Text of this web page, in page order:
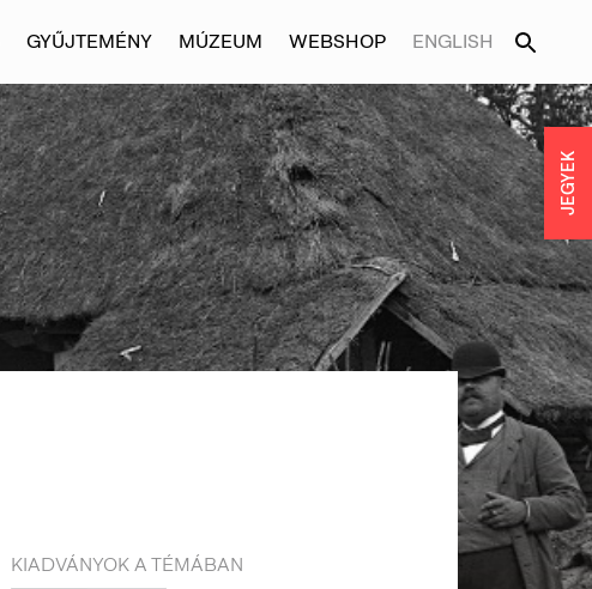
GYŰJTEMÉNY MÚZEUM WEBSHOP ENGLISH
KIADVÁNYOK A TÉMÁBAN
JEGYEK